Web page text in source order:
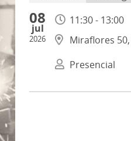
08
jul
2026
11:30 - 13:00
Miraflores
Presencial